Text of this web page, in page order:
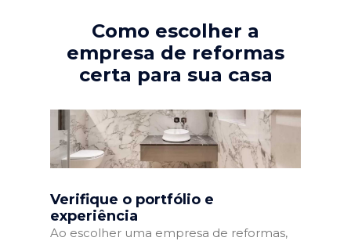
Como escolher a
empresa de reformas
certa para sua casa
Verifique o portfólio e
experiência
Ao escolher uma empresa de reformas,